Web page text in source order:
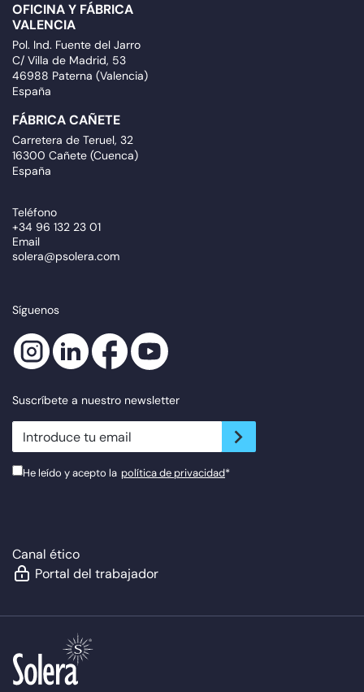
OFICINA Y FÁBRICA
VALENCIA
Pol. Ind. Fuente del Jarro
C/ Villa de Madrid, 53
46988 Paterna (Valencia)
España
FÁBRICA CAÑETE
Carretera de Teruel, 32
16300 Cañete (Cuenca)
España
Teléfono
+34 96 132 23 01
Email
solera@psolera.com
Síguenos
Suscríbete a nuestro newsletter
newsletter.suscribe
He leído y acepto la política de privacidad*
Canal ético
Portal del trabajador